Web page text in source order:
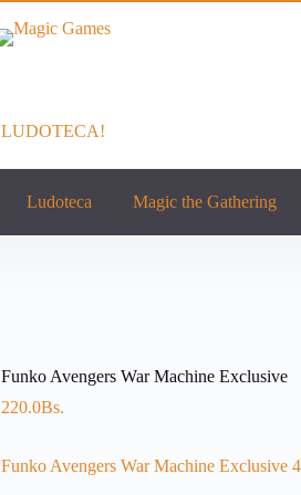
LUDOTECA!
Ludoteca Magic the Gathering
Funko Avengers War Machine Exclusive
220.0Bs.
Funko Avengers War Machine Exclusive